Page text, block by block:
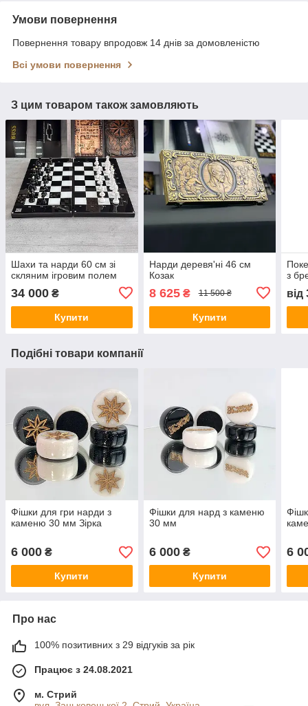
Умови повернення
Повернення товару впродовж 14 днів за домовленістю
Всі умови повернення
З цим товаром також замовляють
Шахи та нарди 60 см зі
скляним ігровим полем
34 000 ₴
Купити
Нарди деревя'ні 46 см
Козак
8 625₴ 11 500 ₴
Купити
з
від
Подібні товари компанії
Фішки для гри нарди з
каменю 30 мм Зірка
6 000 ₴
Купити
Фішки для нард з каменю
30 мм
6 000₴
Купити
6
Про нас
100% позитивних з 29 відгуків за рік
Працює з 24.08.2021
м. Стрий